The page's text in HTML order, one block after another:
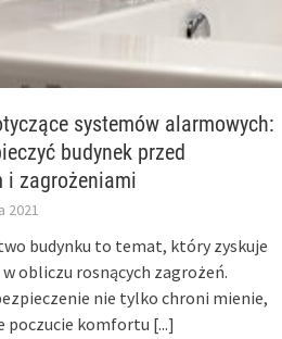
systemów alarmowych:
budynek przed
i zagrożeniami
2021
budynku to temat, który zyskuje
obliczu rosnących zagrożeń.
nie tylko chroni mienie,
poczucie komfortu [...]